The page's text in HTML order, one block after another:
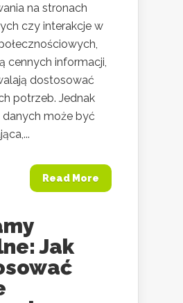
na stronach
czy interakcje w
cennych informacji,
dostosować
potrzeb. Jednak
danych może być
Read More
Jak